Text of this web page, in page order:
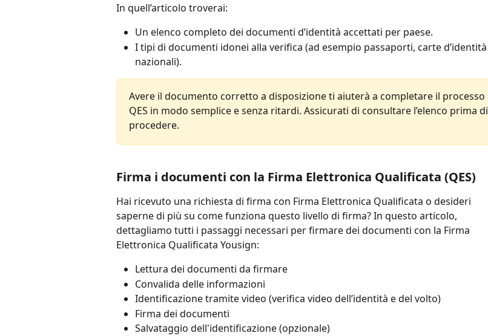
In quell’articolo troverai:
Un elenco completo dei documenti d’identità accettati per paese.
I tipi di documenti idonei alla verifica (ad esempio passaporti, carte d’identità
nazionali).
Avere il documento corretto a disposizione ti aiuterà a completare il processo
QES in modo semplice e senza ritardi. Assicurati di consultare l’elenco prima di
procedere.
Firma i documenti con la Firma Elettronica Qualificata (QES)
Hai ricevuto una richiesta di firma con Firma Elettronica Qualificata o desideri
saperne di più su come funziona questo livello di firma? In questo articolo,
dettagliamo tutti i passaggi necessari per firmare dei documenti con la Firma
Elettronica Qualificata Yousign:
Lettura dei documenti da firmare
Convalida delle informazioni
Identificazione tramite video (verifica video dell’identità e del volto)
Firma dei documenti
Salvataggio dell'identificazione (opzionale)